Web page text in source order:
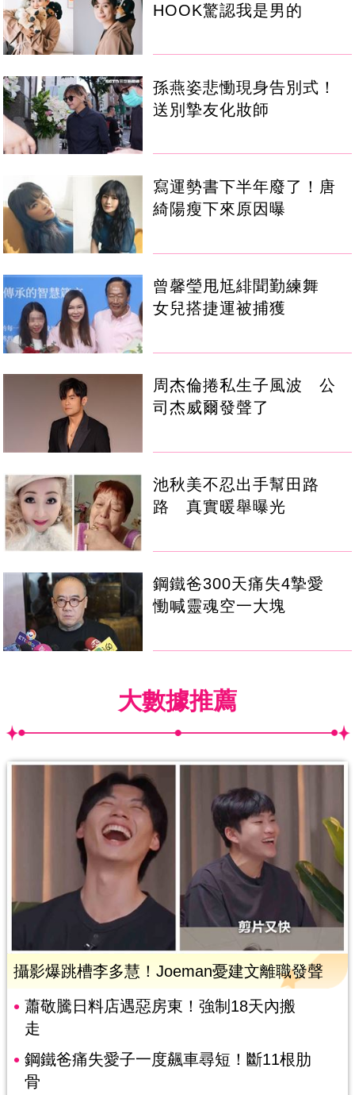
HOOK驚認我是男的
孫燕姿悲慟現身告別式！
送別摯友化妝師
寫運勢書下半年廢了！唐
綺陽瘦下來原因曝
曾馨瑩甩尪緋聞勤練舞
女兒搭捷運被捕獲
周杰倫捲私生子風波 公
司杰威爾發聲了
池秋美不忍出手幫田路
路 真實暖舉曝光
鋼鐵爸300天痛失4摯愛
慟喊靈魂空一大塊
大數據推薦
攝影爆跳槽李多慧！Joeman憂建文離職發聲
蕭敬騰日料店遇惡房東！強制18天內搬
走
鋼鐵爸痛失愛子一度飆車尋短！斷11根肋
骨